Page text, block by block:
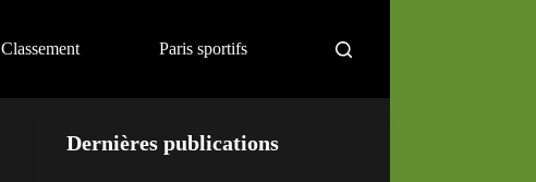
Classement Paris sportifs
Dernières publications